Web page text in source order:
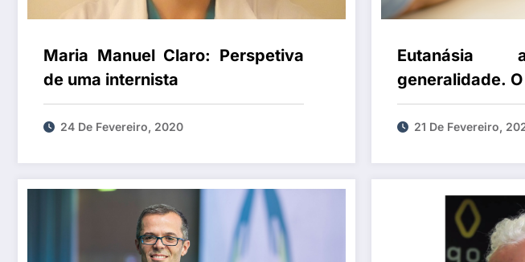
Maria Manuel Claro: Perspetiva
de uma internista
24 De Fevereiro, 2020
Eutanásia
generalidade.
21 De Fevereiro,